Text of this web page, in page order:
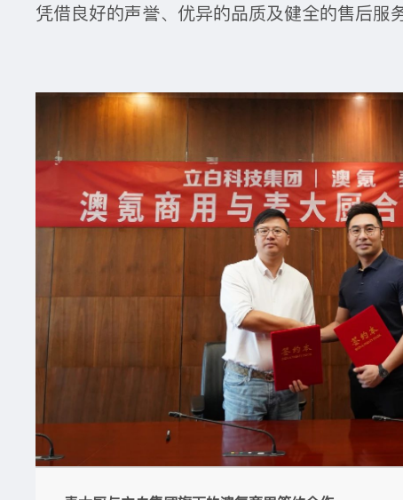
凭借良好的声誉、优异的品质及健全的售后服